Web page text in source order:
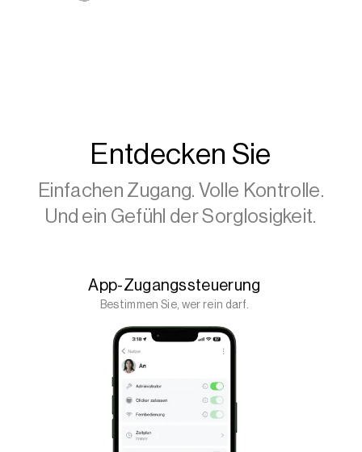
Entdecken Sie
Einfachen Zugang. Volle Kontrolle.
Und ein Gefühl der Sorglosigkeit.
App-Zugangssteuerung
Bestimmen Sie, wer rein darf.